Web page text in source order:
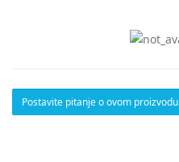
Postavite pitanje o ovom proizvodu